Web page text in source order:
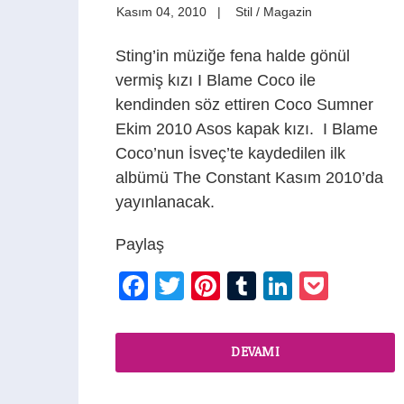
Kasım 04, 2010 Stil / Magazin
Sting’in müziğe fena halde gönül
vermiş kızı I Blame Coco ile
kendinden söz ettiren Coco Sumner
Ekim 2010 Asos kapak kızı. I Blame
Coco’nun İsveç’te kaydedilen ilk
albümü The Constant Kasım 2010’da
yayınlanacak.
Paylaş
Facebook
TwitterPinterest
TumblrLinkedIn
DEVAMI